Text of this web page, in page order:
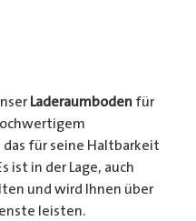
Laderaumbodenfür
für seine Haltbarkeit
ist in der Lage, auch
und wird Ihnen über
leisten.